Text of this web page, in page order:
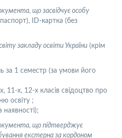
що засвідчує особу
ID-картка (без
закладу освіти України (крім
за 1 семестр (за умови його
11-х, 12-х класів свідоцтво про
освіту ;
наявності);
що підтверджує
екстерна за кордоном